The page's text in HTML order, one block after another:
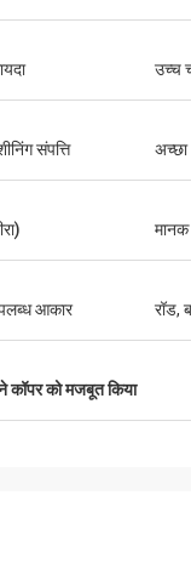
उच्च
संपत्ति अच्छा
मानक
आकार रॉड,
कॉपर को मजबूत किया